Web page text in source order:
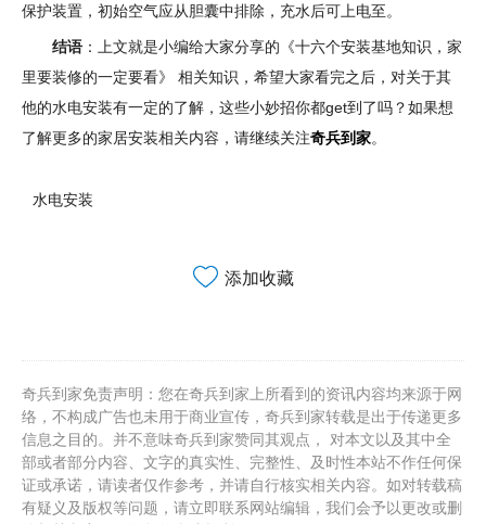
保护装置，初始空气应从胆囊中排除，充水后可上电至。
结语 ：上文就是小编给大家分享的《十六个安装基地知识，家
里要装修的一定要看》 相关知识，希望大家看完之后，对关于其
他的水电安装有一定的了解，这些小妙招你都get到了吗？如果想
了解更多的家居安装相关内容，请继续关注奇兵到家。
水电安装
添加收藏
奇兵到家免责声明：您在奇兵到家上所看到的资讯内容均来源于网
络，不构成广告也未用于商业宣传，奇兵到家转载是出于传递更多
信息之目的。并不意味奇兵到家赞同其观点， 对本文以及其中全
部或者部分内容、文字的真实性、完整性、及时性本站不作任何保
证或承诺，请读者仅作参考，并请自行核实相关内容。如对转载稿
有疑义及版权等问题，请立即联系网站编辑，我们会予以更改或删